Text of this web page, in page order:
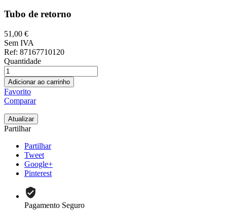
Tubo de retorno
51,00 €
Sem IVA
Ref: 87167710120
Quantidade
Adicionar ao carrinho
Favorito
Comparar
Partilhar
Partilhar
Tweet
Google+
Pinterest
Pagamento Seguro